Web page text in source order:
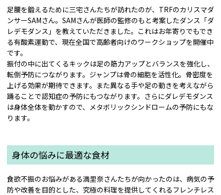
足腰を鍛えるために三宅さんたちが訪れたのが、TRFのカリスマダ
ンサーSAMさん。SAMさんが医師の監修のもと考案したダンス「ダ
レデモダンス」を教えていただきました。これはお年寄りでもでき
る有酸素運動で、現在全国で高齢者向けのワークショップを開催中
です。
振付の中に出てくるキックは足の筋力アップとバランスを強化し、
転倒予防につながります。ジャンプは骨の細胞を活性化。骨密度を
上げる効果が期待できます。また異なる手や足の動きを考えながら
踊ることで認知症の予防にもつながります。さらにダレデモダンス
は身体全体を動かすので、メタボリックシンドロームの予防にもな
ります。
身体の悩みに最適な食材
食欲不振のお悩みがある満里奈さんたちが向かったのは、病気の予
防や改善を目的とした、究極の料理を提供してくれるフレンチレス